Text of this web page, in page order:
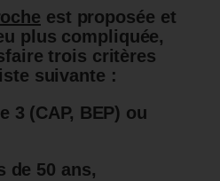
est proposée et
plus compliquée,
trois critères
suivante :
3 (CAP, BEP) ou
de 50 ans,